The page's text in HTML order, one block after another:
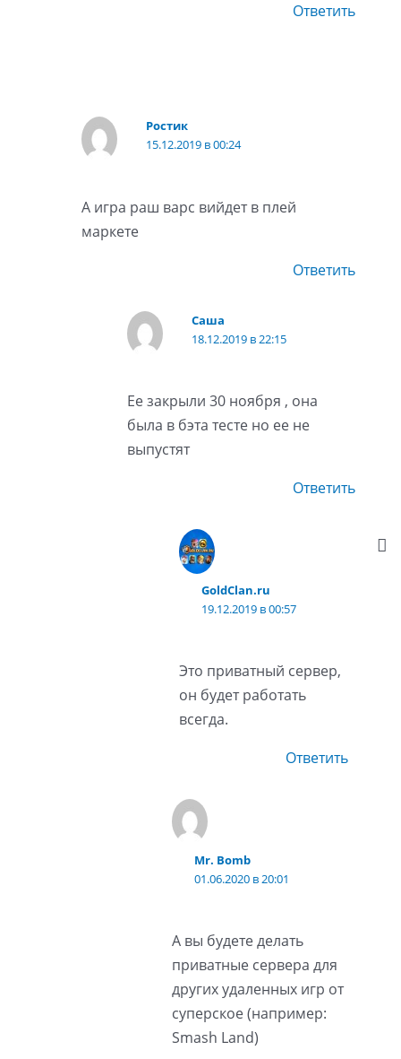
Ответить
Ростик
15.12.2019 в 00:24
А игра раш варс вийдет в плей
маркете
Ответить
Саша
18.12.2019 в 22:15
Ее закрыли 30 ноября , она
была в бэта тесте но ее не
выпустят
Ответить
GoldClan.ru
19.12.2019 в 00:57
Это приватный сервер,
он будет работать
всегда.
Ответить
Mr. Bomb
01.06.2020 в 20:01
А вы будете делать
приватные сервера для
других удаленных игр от
суперское (например:
Smash Land)